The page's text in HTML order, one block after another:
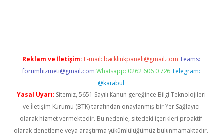
Reklam ve İletişim: E-mail: backlinkpaneli@gmail.com Teams:
forumhizmeti@gmail.com Whatsapp: 0262 606 0 726 Telegram:
@karabul
Yasal Uyarı: Sitemiz, 5651 Sayılı Kanun gereğince Bilgi Teknolojileri
ve İletişim Kurumu (BTK) tarafından onaylanmış bir Yer Sağlayıcı
olarak hizmet vermektedir. Bu nedenle, sitedeki içerikleri proaktif
olarak denetleme veya araştırma yükümlülüğümüz bulunmamaktadır.